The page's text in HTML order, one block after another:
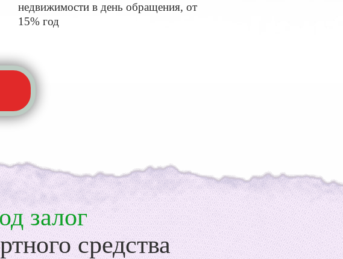
недвижимости в день обращения, от
15% год
залог
средства